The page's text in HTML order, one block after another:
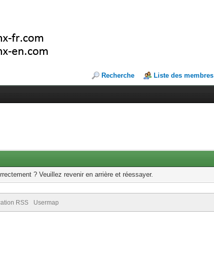
Recherche Liste des membres
? Veuillez revenir en arrière et réessayer.
RSS Usermap